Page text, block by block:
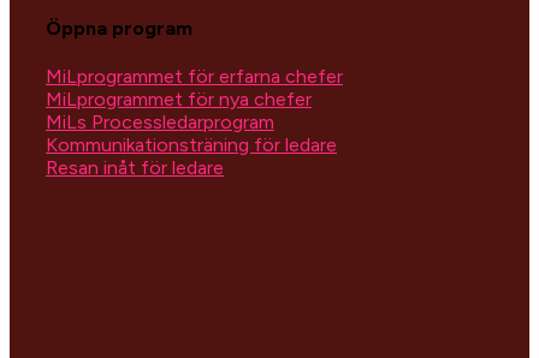
Öppna program
MiLprogrammet för erfarna chefer
MiLprogrammet för nya chefer
MiLs Processledarprogram
Kommunikationsträning för ledare
Resan inåt för ledare